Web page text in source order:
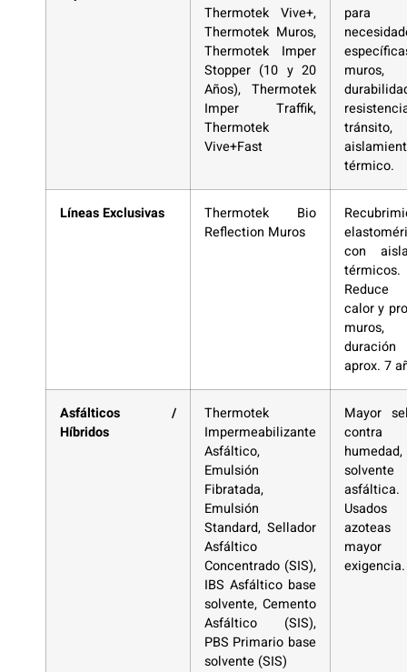
Thermotek Vive+,
Thermotek Muros,
Thermotek Imper
Stopper (10 y 20
Años), Thermotek
Imper Traffik,
Thermotek
Vive+Fast
para
muros,
tránsito,
térmico.
Líneas Exclusivas
Thermotek Bio
Reflection Muros
con
térmicos.
calor y
muros,
duración
aprox. 7
Asfálticos /
Híbridos
Thermotek
Impermeabilizante
Asfáltico,
Emulsión
Fibratada,
Emulsión
Standard, Sellador
Asfáltico
Concentrado (SIS),
IBS Asfáltico base
solvente, Cemento
Asfáltico (SIS),
PBS Primario base
solvente (SIS)
Mayor
contra
humedad,
asfáltica.
azoteas
mayor
exigencia.